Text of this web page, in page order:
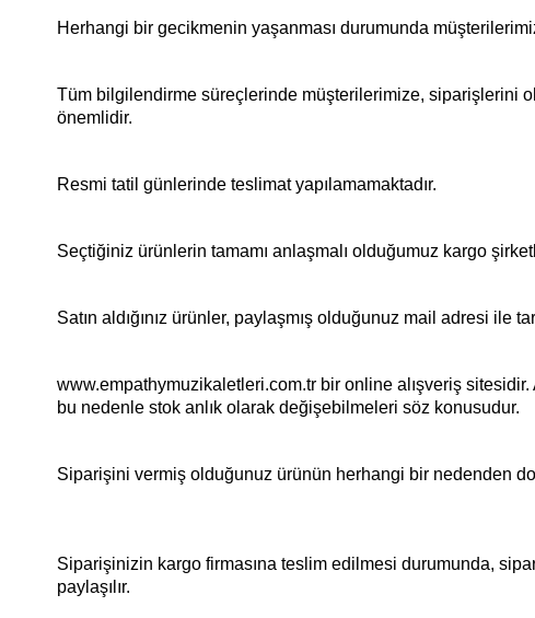
Herhangi bir gecikmenin yaşanması durumunda
Tüm bilgilendirme süreçlerinde müşterilerimize, siparişlerini
önemlidir.
Resmi tatil günlerinde teslimat yapılamamaktadır.
Seçtiğiniz ürünlerin tamamı anlaşmalı olduğumuz kargo
Satın aldığınız ürünler, paylaşmış olduğunuz mail adresi ile
www.empathymuzikaletleri.com.tr bir online alışveriş
bu nedenle stok anlık olarak değişebilmeleri söz konusudur.
Siparişini vermiş olduğunuz ürünün herhangi bir nedenden
Siparişinizin kargo firmasına teslim edilmesi durumunda,
paylaşılır.